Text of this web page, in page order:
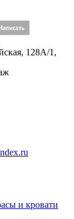
128А/1,
и кровати